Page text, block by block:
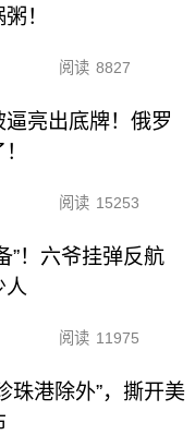
！
阅读 8827
逼亮出底牌！俄罗
阅读 15253
”！六爷挂弹反航
人
阅读 11975
珠港除外”，撕开美